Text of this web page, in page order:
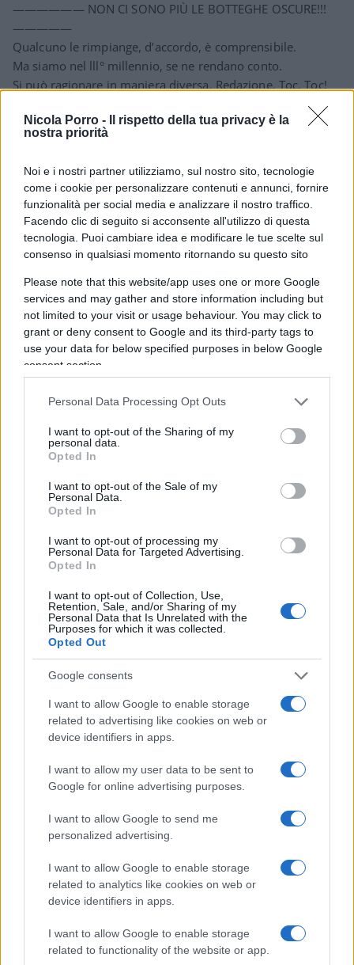
Nicola Porro -
Il rispetto della tua privacy è la
nostra priorità
Noi e i nostri partner utilizziamo, sul nostro sito, tecnologie
come i cookie per personalizzare contenuti e annunci, fornire
funzionalità per social media e analizzare il nostro traffico.
Facendo clic di seguito si acconsente all'utilizzo di questa
tecnologia. Puoi cambiare idea e modificare le tue scelte sul
consenso in qualsiasi momento ritornando su questo sito
Please note that this website/app uses one or more Google
services and may gather and store information including but
not limited to your visit or usage behaviour. You may click to
grant or deny consent to Google and its third-party tags to
use your data for below specified purposes in below Google
consent section.
Personal Data Processing Opt Outs
I want to opt-out of the Sharing of my
personal data.
Opted In
I want to opt-out of the Sale of my
Personal Data.
Opted In
I want to opt-out of processing my
Personal Data for Targeted Advertising.
Opted In
I want to opt-out of Collection, Use,
Retention, Sale, and/or Sharing of my
Personal Data that Is Unrelated with the
Purposes for which it was collected.
Opted Out
Google consents
I want to allow Google to enable storage
related to advertising like cookies on web or
device identifiers in apps.
I want to allow my user data to be sent to
Google for online advertising purposes.
I want to allow Google to send me
personalized advertising.
I want to allow Google to enable storage
related to analytics like cookies on web or
device identifiers in apps.
I want to allow Google to enable storage
related to functionality of the website or app.
—————— NON CI SONO PIÙ LE BOTTEGHE OSCURE!!!
—————
Qualcuno le rimpiange, d’accordo, è comprensibile.
Ma siamo nel lll° millennio, se ne rendano conto.
Si può ragionare in maniera diversa. Redazione, Toc, Toc!
Rispondi
PaoloB
28 Gennaio 2022, 18:47 18:47
Leggo sul Tempo che gran parte dei traditori della Casellati
vengono dal quello che dovrebbe essere il suo partito, ora
Forza Draghi (una quarantina), ed una ventina dalla banda
del subdolo sosia ligure dell’orso Yoghi. E c’è ancora chi vota
questa accozzaglia di opportunisti senza ideali ne idee.
Sappiamo tutti che alla fine faranno il percorso di Alfano e
compagnia cantante portando acqua al PD. Come si dice
dalle nostre parti “fanno vomitare anche i topi”. Tajani se
avesse dignità dovrebbe dimettersi immediatamente. Non lo
Rispondi VIsualizza le risposte
28 Gennaio 2022, 18:31 18:31
Ottimo per voi. Bel trio di candidati per peggiorare
l’esistenza al Paese. Spero che ci si astenga, d’ora in avanti,
da zuppe o parole apparentemente in soccorso degli Italiani.
Saluti. Cristina Di Giacomo
Rispondi
IL PIÙ LETTO DEL MESE